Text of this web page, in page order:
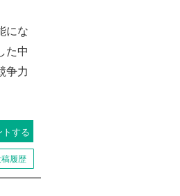
にな
た中
争力
する
履歴